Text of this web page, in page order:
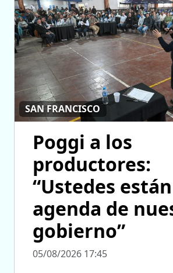
SAN FRANCISCO
Poggi a los
productores:
“Ustedes
agenda de
gobierno”
05/08/2026 17:45